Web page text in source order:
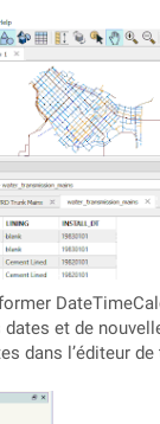
et de
dans l’éditeur de